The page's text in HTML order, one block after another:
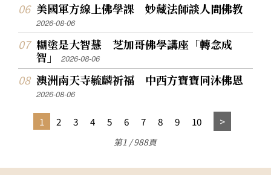
美國軍方線上佛學課 妙藏法師談人間佛教
2026-08-06
糊塗是大智慧 芝加哥佛學講座「轉念成
智」2026-08-06
澳洲南天寺毓麟祈福 中西方寶寶同沐佛恩
2026-08-06
1 2 3 4 5 6 7 8 9 10
第1 / 988頁